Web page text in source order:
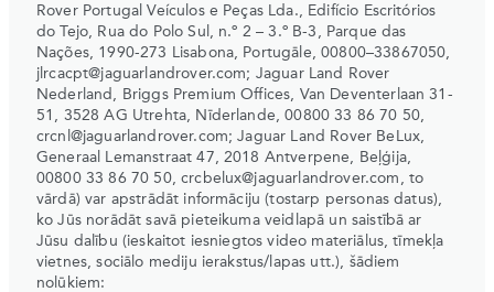
Rover Portugal Veículos e Peças Lda., Edifício Escritórios
do Tejo, Rua do Polo Sul, n.º 2 – 3.º B-3, Parque das
Nações, 1990-273 Lisabona, Portugāle, 00800–33867050,
jlrcacpt@jaguarlandrover.com; Jaguar Land Rover
Nederland, Briggs Premium Offices, Van Deventerlaan 31-
51, 3528 AG Utrehta, Nīderlande, 00800 33 86 70 50,
crcnl@jaguarlandrover.com; Jaguar Land Rover BeLux,
Generaal Lemanstraat 47, 2018 Antverpene, Beļģija,
00800 33 86 70 50, crcbelux@jaguarlandrover.com, to
vārdā) var apstrādāt informāciju (tostarp personas datus),
ko Jūs norādāt savā pieteikuma veidlapā un saistībā ar
Jūsu dalību (ieskaitot iesniegtos video materiālus, tīmekļa
vietnes, sociālo mediju ierakstus/lapas utt.), šādiem
nolūkiem: